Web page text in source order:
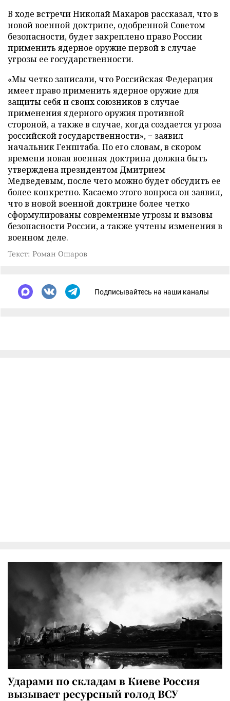
В ходе встречи Николай Макаров рассказал, что в
новой военной доктрине, одобренной Советом
безопасности, будет закреплено право России
применить ядерное оружие первой в случае
угрозы ее государственности.
«Мы четко записали, что Российская Федерация
имеет право применить ядерное оружие для
защиты себя и своих союзников в случае
применения ядерного оружия противной
стороной, а также в случае, когда создается угроза
российской государственности», − заявил
начальник Генштаба. По его словам, в скором
времени новая военная доктрина должна быть
утверждена президентом Дмитрием
Медведевым, после чего можно будет обсудить ее
более конкретно. Касаемо этого вопроса он заявил,
что в новой военной доктрине более четко
сформулированы современные угрозы и вызовы
безопасности России, а также учтены изменения в
военном деле.
Текст: Роман Ошаров
Подписывайтесь на наши каналы
Ударами по складам в Киеве Россия
вызывает ресурсный голод ВСУ